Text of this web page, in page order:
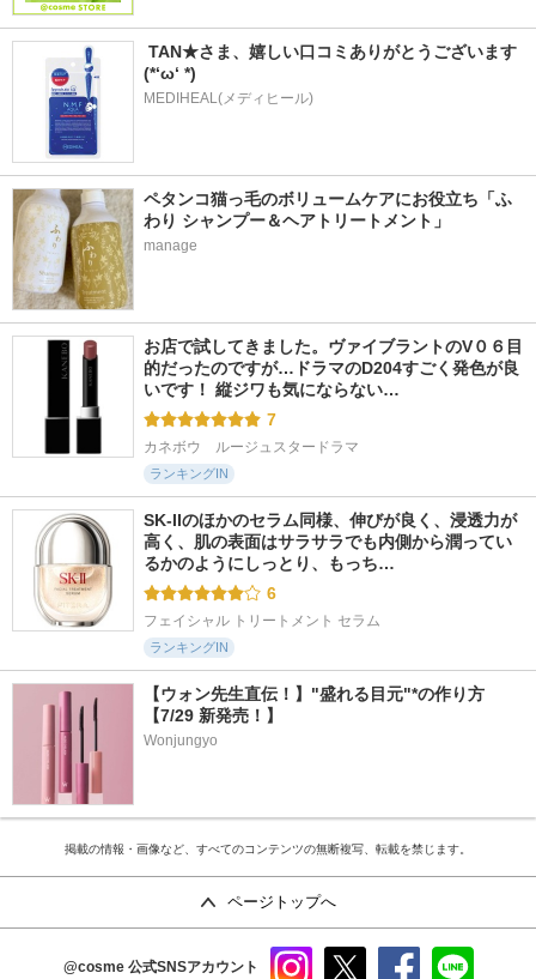
TAN★さま、嬉しい口コミありがとうございます
(*‘ω‘ *)
MEDIHEAL(メディヒール)
ペタンコ猫っ毛のボリュームケアにお役立ち「ふ
わり シャンプー＆ヘアトリートメント」
manage
お店で試してきました。ヴァイブラントのV０６目
的だったのですが…ドラマのD204すごく発色が良
いです！ 縦ジワも気にならない…
7
カネボウ　ルージュスタードラマ
ランキングIN
SK-IIのほかのセラム同様、伸びが良く、浸透力が
高く、肌の表面はサラサラでも内側から潤ってい
るかのようにしっとり、もっち…
6
フェイシャル トリートメント セラム
ランキングIN
【ウォン先生直伝！】"盛れる目元"*の作り方
【7/29 新発売！】
Wonjungyo
掲載の情報・画像など、すべてのコンテンツの無断複写、転載を禁じます。
ページトップへ
@cosme 公式SNSアカウント